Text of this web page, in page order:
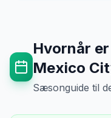
Hvornår
Mexico
Sæsonguide til